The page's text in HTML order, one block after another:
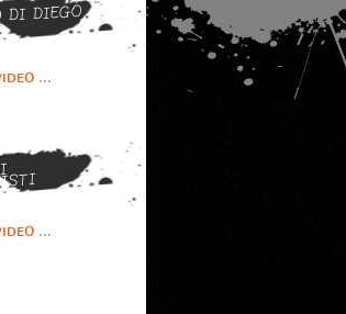
DI DIEGO
...
...